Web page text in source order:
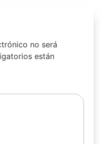
no será
están